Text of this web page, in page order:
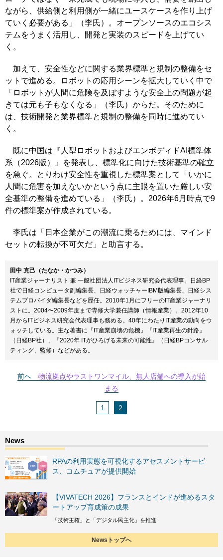
ながら、供給側と利用側が一緒にユースケースを作り上げ
ていく必要がある」（李氏）。オープンソースのエコシス
テムをうまく活用し、開発と実装のスピードを上げてい
く。
加えて、安全性などに関する業界標準と規制の整備をセ
ットで進める。ロボットの応用シーンを拡大していく中で
「ロボットが人間に危険を及ぼすような安全上の問題が起
きては元も子もなくなる」（李氏）からだ。そのために
は、技術開発と業界標準と規制の整備を同時に進めてい
く。
既に中国は『人型ロボットおよびエンボディドAI標準体
系（2026版）』を発表し、標準化に向けた技術基準の確立
を急ぐ。とりわけ安全性を重視した標準案として「いかに
人間に危害を加えないかという点に主眼を置いた厳しい安
全基準の整備を進めている」（李氏）。2026年6月時点で9
件の標準案が作成されている。
李氏は「日本企業がこの潮流に乗るためには、マインド
セットの転換が不可欠だ」と助言する。
田中 克己（たなか・かつみ）
IT産業ジャーナリスト 兼 一般社団法人ITビジネス研究会代表理事。日経BP
社で日経コンピュータ副編集長、日経ウォッチャーIBM版編集長、日経シス
テムプロバイダ編集長などを歴任。2010年1月にフリーのIT産業ジャーナリ
ストに。2004〜2009年度まで専修大学兼任講師（情報産業）。2012年10
月からITビジネス研究会代表理事も務める。40年にわたりIT産業の動向をウ
ォッチしている。主な著書に『IT産業崩壊の危機』『IT産業再生の針路』
（日経BP社）、『2020年 ITがひろげる未来の可能性』（日経BPコンサル
ティング、監修）などがある。
前へ
物流拠点やラストワンマイル、無人店舗への導入が始
まる
1 2
RPAの利用実態を可視化するアセスメントサービ
ス、コムチュアが提供開始
【VIVATECH 2026】フランスとインドが進めるスタ
ートアップ育成策の成果
「技術主権」と「デジタル民主化」を推進
Newsトップへ